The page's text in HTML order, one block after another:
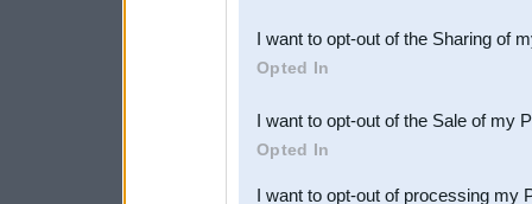
Downstream Participants
third parties.
I want to opt-out of the Sharing of
Opted In
I want to opt-out of the Sale of my
Opted In
I want to opt-out of processing my